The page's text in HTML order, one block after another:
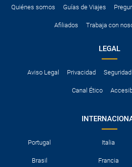
Quiénes somos Guías de Viajes
Afiliados Trabaja con
LEGAL
Aviso Legal Privacidad Seguridad
Canal Ético
Portugal Italia
Brasil Francia